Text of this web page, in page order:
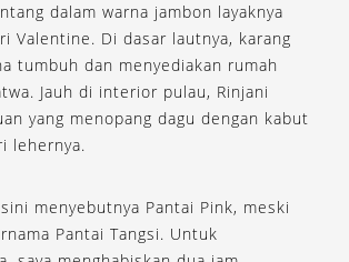
dalam warna jambon layaknya
Valentine. Di dasar lautnya, karang
tumbuh dan menyediakan rumah
Jauh di interior pulau, Rinjani
yang menopang dagu dengan kabut
lehernya.
menyebutnya Pantai Pink, meski
Pantai Tangsi. Untuk